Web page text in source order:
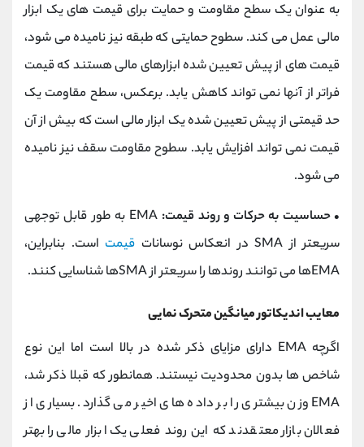
به عنوان یک سطح مقاومت و حمایت برای قیمت های یک ابزار
مالی عمل می کند. سطوح حمایتی که طبقه نیز نامیده می شود،
قیمت های از پیش تعیین شده ابزارهای مالی هستند که قیمت
فراتر از آنها نمی تواند کاهش یابد. برعکس، سطح مقاومت یک
حد قیمتی از پیش تعیین شده یک ابزار مالی است که بیش از آن
قیمت نمی تواند افزایش یابد. سطوح مقاومت سقف نیز نامیده
می شود.
• حساسیت به حرکات و روند قیمت:
EMA به طور قابل توجهی
سریعتر از SMA در انعکاس نوسانات
قیمت است. بنابراین،
EMAها می توانند روندها را سریعتر از SMAها شناسایی کنند.
معایب اندیکاتور میانگین متحرک نمایی
اگرچه EMA دارای مزایای ذکر شده در بالا است اما این نوع
شاخص ها بدون محدودیت نیستند. همانطور که قبلا ذکر شد،
EMA وزن بیشتری را بر داده های اخیر می گذارد. بسیاری از
فعالان بازار معتقدند که این روند فعلی یک ابزار مالی را بهتر